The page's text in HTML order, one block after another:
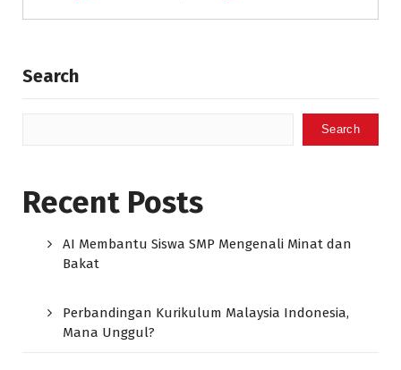
Search
Search
Recent Posts
AI Membantu Siswa SMP Mengenali Minat dan
Bakat
Perbandingan Kurikulum Malaysia Indonesia,
Mana Unggul?